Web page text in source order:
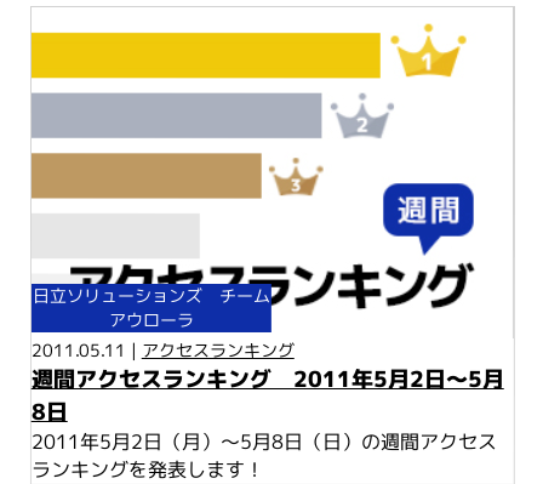
日立ソリューションズ チーム
アウローラ
2011.05.11 | アクセスランキング
週間アクセスランキング 2011年5月2日～5月
8日
2011年5月2日（月）～5月8日（日）の週間アクセス
ランキングを発表します！